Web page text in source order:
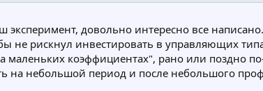
эксперимент, довольно интересно все
не рискнул инвестировать в управляющих
маленьких коэффициентах", рано или поздно
на небольшой период и после небольшого